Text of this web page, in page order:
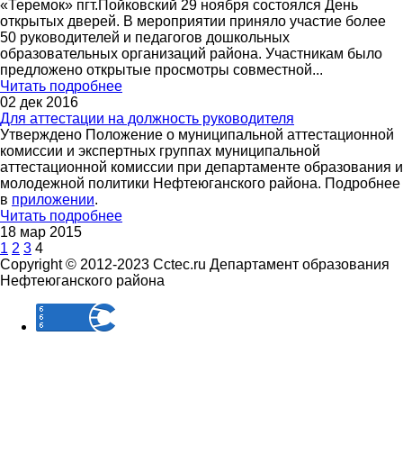
«Теремок» пгт.Пойковский 29 ноября состоялся День
открытых дверей. В мероприятии приняло участие более
50 руководителей и педагогов дошкольных
образовательных организаций района. Участникам было
предложено открытые просмотры совместной...
Читать подробнее
02 дек 2016
Для аттестации на должность руководителя
Утверждено Положение о муниципальной аттестационной
комиссии и экспертных группах муниципальной
аттестационной комиссии при департаменте образования и
молодежной политики Нефтеюганского района. Подробнее
в приложении.
Читать подробнее
18 мар 2015
1 2 3 4
Copyright © 2012-2023 Cctec.ru Департамент образования
Нефтеюганского района